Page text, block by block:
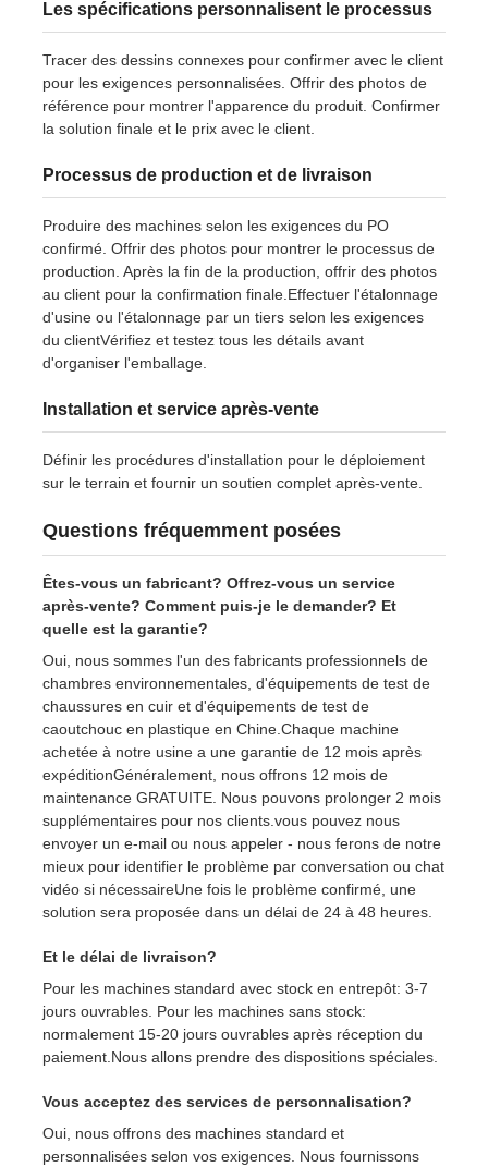
Les spécifications personnalisent le processus
Tracer des dessins connexes pour confirmer avec le client
pour les exigences personnalisées. Offrir des photos de
référence pour montrer l'apparence du produit. Confirmer
la solution finale et le prix avec le client.
Processus de production et de livraison
Produire des machines selon les exigences du PO
confirmé. Offrir des photos pour montrer le processus de
production. Après la fin de la production, offrir des photos
au client pour la confirmation finale.Effectuer l'étalonnage
d'usine ou l'étalonnage par un tiers selon les exigences
du clientVérifiez et testez tous les détails avant
d'organiser l'emballage.
Installation et service après-vente
Définir les procédures d'installation pour le déploiement
sur le terrain et fournir un soutien complet après-vente.
Questions fréquemment posées
Êtes-vous un fabricant? Offrez-vous un service
après-vente? Comment puis-je le demander? Et
quelle est la garantie?
Oui, nous sommes l'un des fabricants professionnels de
chambres environnementales, d'équipements de test de
chaussures en cuir et d'équipements de test de
caoutchouc en plastique en Chine.Chaque machine
achetée à notre usine a une garantie de 12 mois après
expéditionGénéralement, nous offrons 12 mois de
maintenance GRATUITE. Nous pouvons prolonger 2 mois
supplémentaires pour nos clients.vous pouvez nous
envoyer un e-mail ou nous appeler - nous ferons de notre
mieux pour identifier le problème par conversation ou chat
vidéo si nécessaireUne fois le problème confirmé, une
solution sera proposée dans un délai de 24 à 48 heures.
Et le délai de livraison?
Pour les machines standard avec stock en entrepôt: 3-7
jours ouvrables. Pour les machines sans stock:
normalement 15-20 jours ouvrables après réception du
paiement.Nous allons prendre des dispositions spéciales.
Vous acceptez des services de personnalisation?
Oui, nous offrons des machines standard et
personnalisées selon vos exigences. Nous fournissons